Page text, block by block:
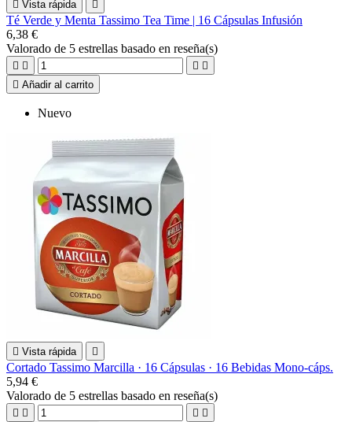
 Vista rápida 
Té Verde y Menta Tassimo Tea Time | 16 Cápsulas Infusión
6,38 €
Valorado de 5 estrellas basado en reseña(s)
   
 Añadir al carrito
Nuevo
 Vista rápida 
Cortado Tassimo Marcilla · 16 Cápsulas · 16 Bebidas Mono-cáps.
5,94 €
Valorado de 5 estrellas basado en reseña(s)
   